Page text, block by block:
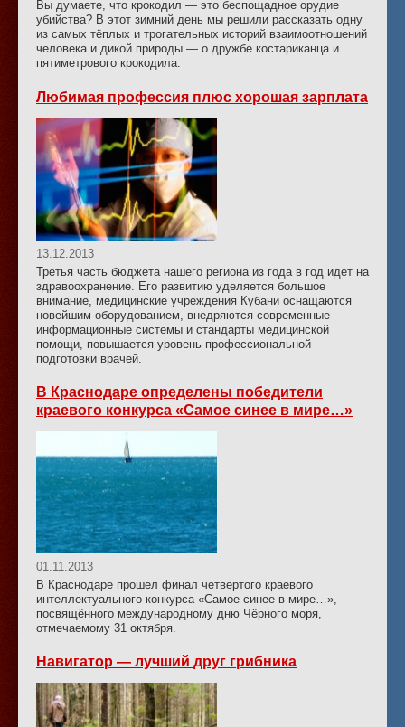
Вы думаете, что крокодил — это беспощадное орудие
убийства? В этот зимний день мы решили рассказать одну
из самых тёплых и трогательных историй взаимоотношений
человека и дикой природы — о дружбе костариканца и
пятиметрового крокодила.
Любимая профессия плюс хорошая зарплата
13.12.2013
Третья часть бюджета нашего региона из года в год идет на
здравоохранение. Его развитию уделяется большое
внимание, медицинские учреждения Кубани оснащаются
новейшим оборудованием, внедряются современные
информационные системы и стандарты медицинской
помощи, повышается уровень профессиональной
подготовки врачей.
В Краснодаре определены победители
краевого конкурса «Самое синее в мире…»
01.11.2013
В Краснодаре прошел финал четвертого краевого
интеллектуального конкурса «Самое синее в мире…»,
посвящённого международному дню Чёрного моря,
отмечаемому 31 октября.
Навигатор — лучший друг грибника